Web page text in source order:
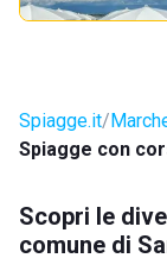
Spiagge.it
Spiagge con
Scopri le
comune di